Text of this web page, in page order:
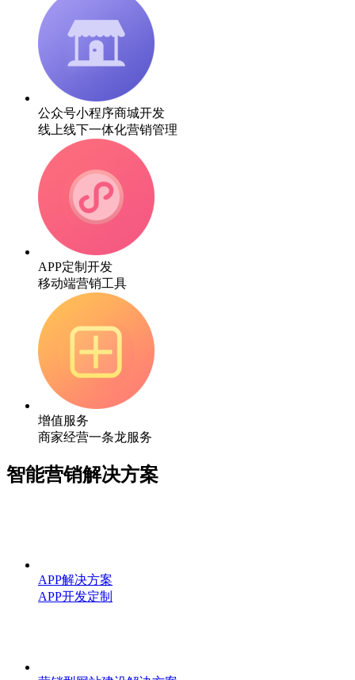
公众号小程序商城开发
线上线下一体化营销管理
APP定制开发
移动端营销工具
增值服务
商家经营一条龙服务
智能营销解决方案
APP解决方案
APP开发定制